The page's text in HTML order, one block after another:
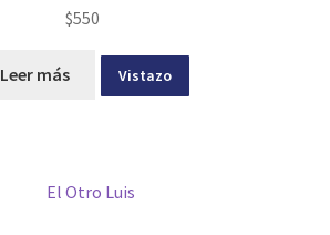
$550
Leer más Vistazo